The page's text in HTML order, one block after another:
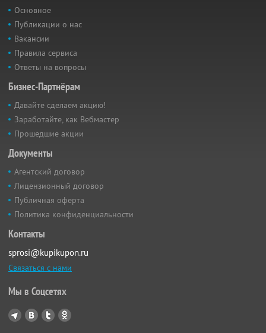
Основное
Публикации о нас
Вакансии
Правила сервиса
Ответы на вопросы
Бизнес-Партнёрам
Давайте сделаем акцию!
Заработайте, как Вебмастер
Прошедшие акции
Документы
Агентский договор
Лицензионный договор
Публичная оферта
Политика конфиденциальности
Контакты
sprosi@kupikupon.ru
Связаться с нами
Мы в Соцсетях